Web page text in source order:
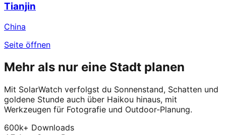
Tianjin
China
Seite öffnen
Mehr als nur eine Stadt planen
Mit SolarWatch verfolgst du Sonnenstand, Schatten und
goldene Stunde auch über Haikou hinaus, mit
Werkzeugen für Fotografie und Outdoor-Planung.
600k+ Downloads